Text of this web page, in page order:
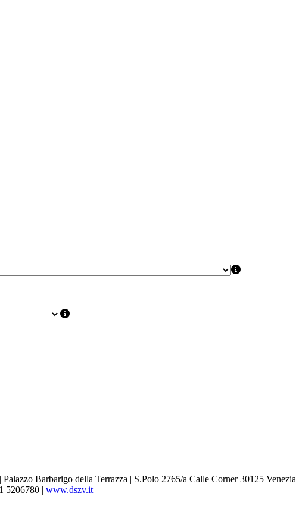
Barbarigo della Terrazza | S.Polo 2765/a Calle Corner 30125 Venezia
5206780 | www.dszv.it